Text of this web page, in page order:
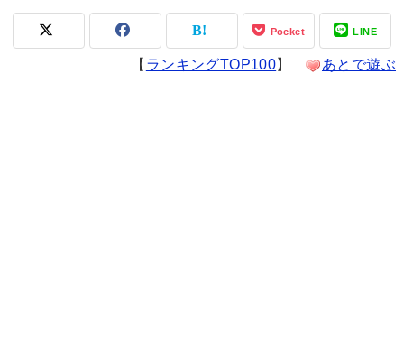
Pocket LINE
【 ランキングTOP100】 あとで遊ぶ